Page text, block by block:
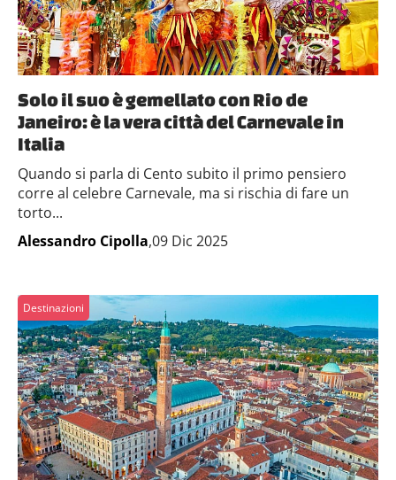
Solo il suo è gemellato con Rio de
Janeiro: è la vera città del Carnevale in
Italia
Quando si parla di Cento subito il primo pensiero
corre al celebre Carnevale, ma si rischia di fare un
torto...
Alessandro Cipolla,09 Dic 2025
Destinazioni